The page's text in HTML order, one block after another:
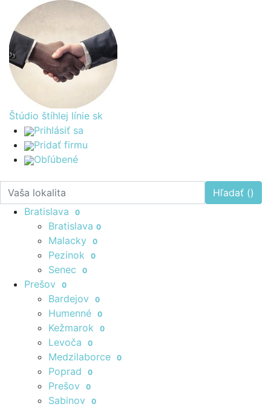
Štúdio štíhlej línie sk
Prihlásiť sa
Pridať firmu
Obľúbené
Hľadať ()
Bratislava
0
Bratislava 0
Malacky 0
Pezinok 0
Senec 0
Prešov 0
Bardejov 0
Humenné 0
Kežmarok 0
Levoča 0
Medzilaborce 0
Poprad 0
Prešov 0
Sabinov 0